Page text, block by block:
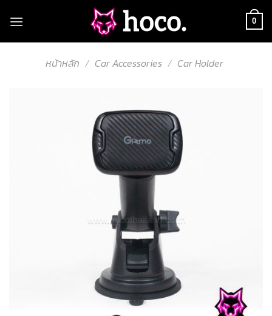
0
หน้าหลัก / Car Accessories / Car Holder